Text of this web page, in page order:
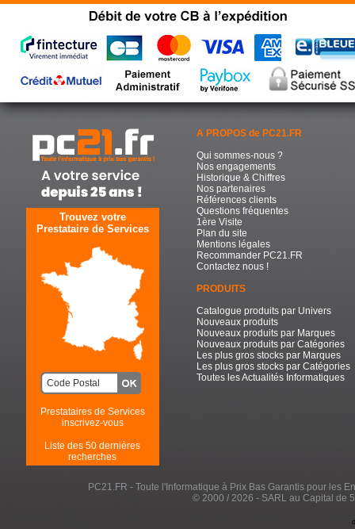
Trouvez votre
Prestataire de Services
Prestataires de Services
inscrivez-vous
Liste des 50 dernières
recherches
A PROPOS de PC21.FR
Qui sommes-nous ?
Nos engagements
Historique & Chiffres
Nos partenaires
Références clients
Questions fréquentes
1ère Visite
Plan du site
Mentions légales
Recommander PC21.FR
Contactez nous !
PRODUITS
Catalogue produits par Univers
Nouveaux produits
Nouveaux produits par Marques
Nouveaux produits par Catégories
Les plus gros stocks par Marques
Les plus gros stocks par Catégories
Toutes les Actualités Informatiques
PC21.FR - Toute l'Informatique à Prix Bas Garantis pour les
© 2000 / 2026 - SARL au Capital de